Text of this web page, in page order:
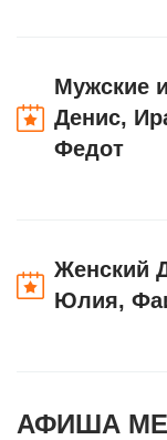
Мужские
Денис,
Федот
Женский
Юлия,
АФИША